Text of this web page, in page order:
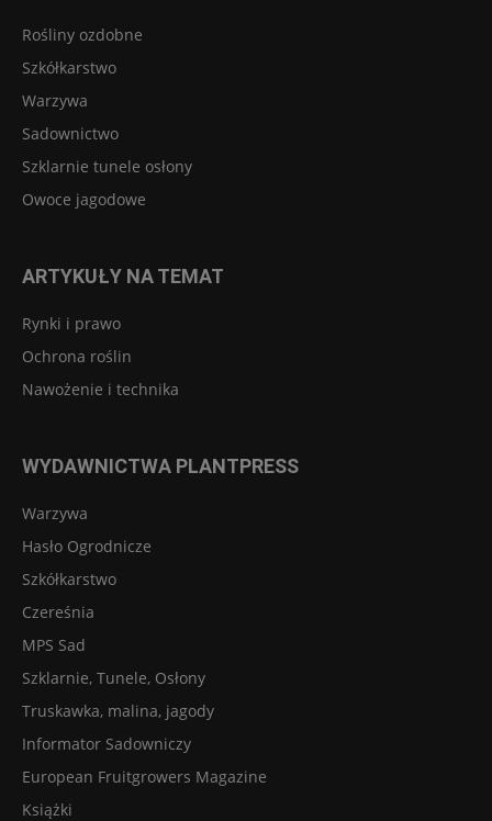
Rośliny ozdobne
Szkółkarstwo
Warzywa
Sadownictwo
Szklarnie tunele osłony
Owoce jagodowe
ARTYKUŁY NA TEMAT
Rynki i prawo
Ochrona roślin
Nawożenie i technika
WYDAWNICTWA PLANTPRESS
Warzywa
Hasło Ogrodnicze
Szkółkarstwo
Czereśnia
MPS Sad
Szklarnie, Tunele, Osłony
Truskawka, malina, jagody
Informator Sadowniczy
European Fruitgrowers Magazine
Książki